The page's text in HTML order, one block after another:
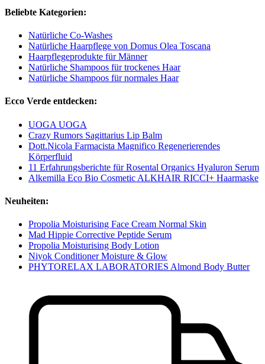
Beliebte Kategorien:
Natürliche Co-Washes
Natürliche Haarpflege von Domus Olea Toscana
Haarpflegeprodukte für Männer
Natürliche Shampoos für trockenes Haar
Natürliche Shampoos für normales Haar
Ecco Verde entdecken:
UOGA UOGA
Crazy Rumors Sagittarius Lip Balm
Dott.Nicola Farmacista Magnifico Regenerierendes
Körperfluid
11 Erfahrungsberichte für Rosental Organics Hyaluron Serum
Alkemilla Eco Bio Cosmetic ALKHAIR RICCI+ Haarmaske
Neuheiten:
Propolia Moisturising Face Cream Normal Skin
Mad Hippie Corrective Peptide Serum
Propolia Moisturising Body Lotion
Niyok Conditioner Moisture & Glow
PHYTORELAX LABORATORIES Almond Body Butter